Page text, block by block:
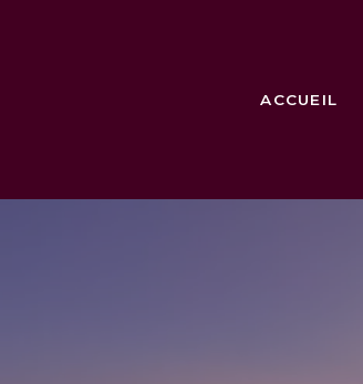
ACCUEIL